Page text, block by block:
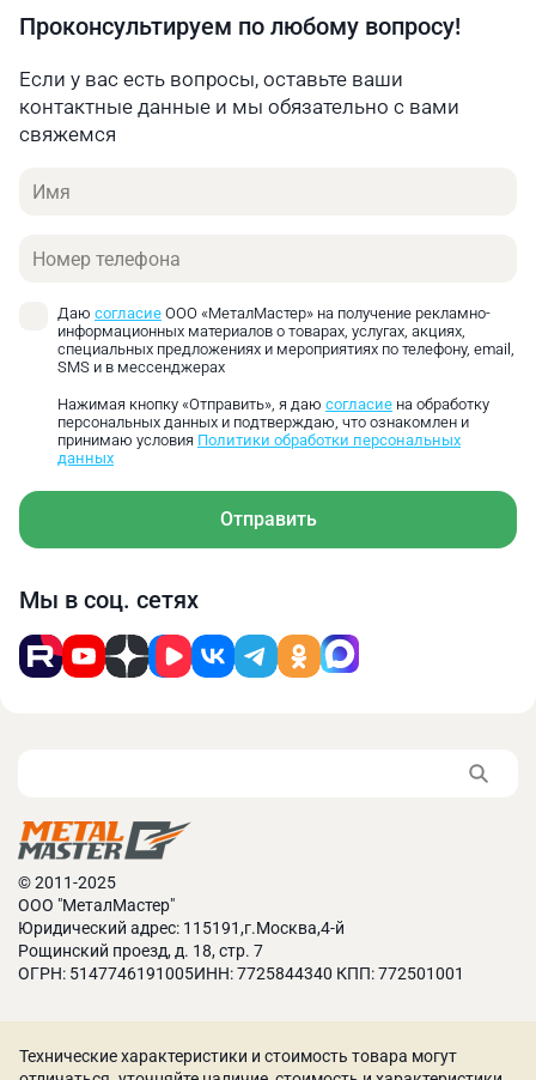
Проконсультируем по любому вопросу!
Если у вас есть вопросы, оставьте ваши
контактные данные и мы обязательно с вами
свяжемся
Имя
Телефон
Даю согласие ООО «МеталМастер» на получение рекламно-
информационных материалов о товарах, услугах, акциях,
специальных предложениях и мероприятиях по телефону, email,
SMS и в мессенджерах
Нажимая кнопку «Отправить», я даю согласие на обработку
персональных данных и подтверждаю, что ознакомлен и
принимаю условия Политики обработки персональных
данных
Отправить
Мы в соц. сетях
© 2011-2025
ООО "МеталМастер"
Юридический адрес: 115191,г.Москва,4-й
Рощинский проезд, д. 18, стр. 7
ОГРН: 5147746191005ИНН: 7725844340 КПП: 772501001
Технические характеристики и стоимость товара могут